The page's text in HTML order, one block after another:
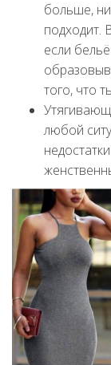
больше,
подходит.
если
того, что
любой